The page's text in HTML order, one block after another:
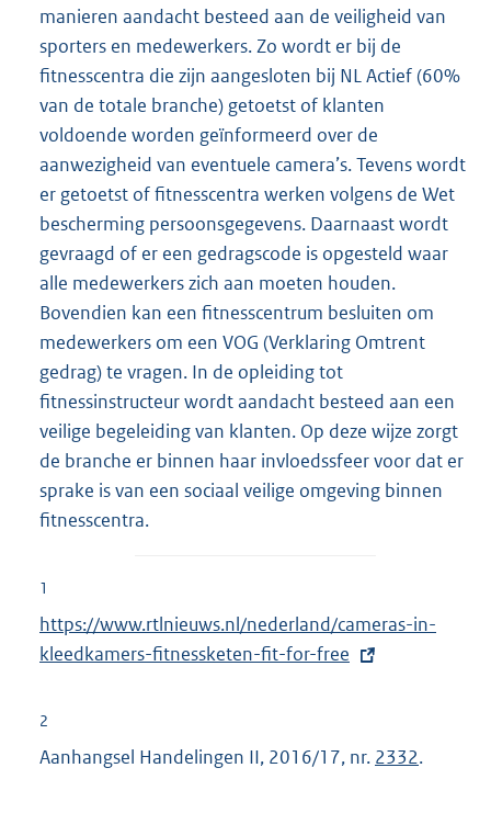
manieren aandacht besteed aan de veiligheid van
sporters en medewerkers. Zo wordt er bij de
fitnesscentra die zijn aangesloten bij NL Actief (60%
van de totale branche) getoetst of klanten
voldoende worden geïnformeerd over de
aanwezigheid van eventuele camera’s. Tevens wordt
er getoetst of fitnesscentra werken volgens de Wet
bescherming persoonsgegevens. Daarnaast wordt
gevraagd of er een gedragscode is opgesteld waar
alle medewerkers zich aan moeten houden.
Bovendien kan een fitnesscentrum besluiten om
medewerkers om een VOG (Verklaring Omtrent
gedrag) te vragen. In de opleiding tot
fitnessinstructeur wordt aandacht besteed aan een
veilige begeleiding van klanten. Op deze wijze zorgt
de branche er binnen haar invloedssfeer voor dat er
sprake is van een sociaal veilige omgeving binnen
fitnesscentra.
1
E
x
e
https://www.rtlnieuws.nl/nederland/cameras-in-
kleedkamers-fitnessketen-fit-for-free
2
Aanhangsel Handelingen II, 2016/17, nr. 2332.